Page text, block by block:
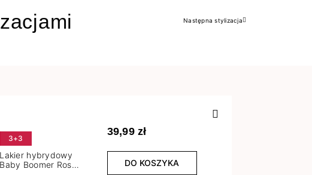
Następny
Następna stylizacja
3+3
Lakier hybrydowy
Baby Boomer Rose
39,99 zł
DO KOSZYKA